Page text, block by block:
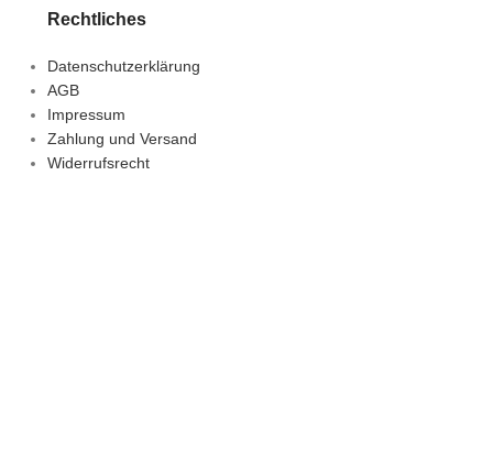
Rechtliches
Datenschutzerklärung
AGB
Impressum
Zahlung und Versand
Widerrufsrecht